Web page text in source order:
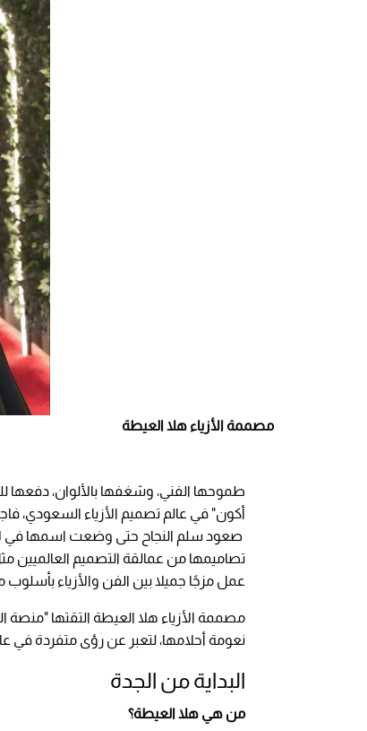
مصممة الأزياء هلا العيطة
طموحها الفني، وشغفها بالألوان،
أكون" في عالم تصميم الأزياء السعودي،
صعود سلم النجاح حتى وضعت اسمها في
تصاميمها من عمالقة التصميم العالميين
عمل مزجًا جميلا بين الفن والأزياء بأسلوب
مصممة الأزياء هلا العيطة التقتها "منصة
نعومة أحلامها، لتعبر عن رؤى متفردة في
البداية من الجدة
من هي هلا العيطة؟